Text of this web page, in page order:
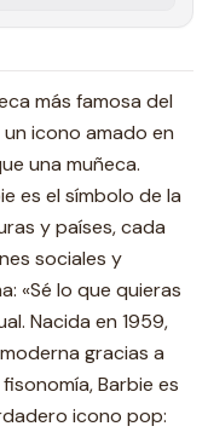
más famosa del
icono amado en
una muñeca.
es el símbolo de la
y países, cada
sociales y
«Sé lo que quieras
Nacida en 1959,
gracias a
Barbie es
icono pop: